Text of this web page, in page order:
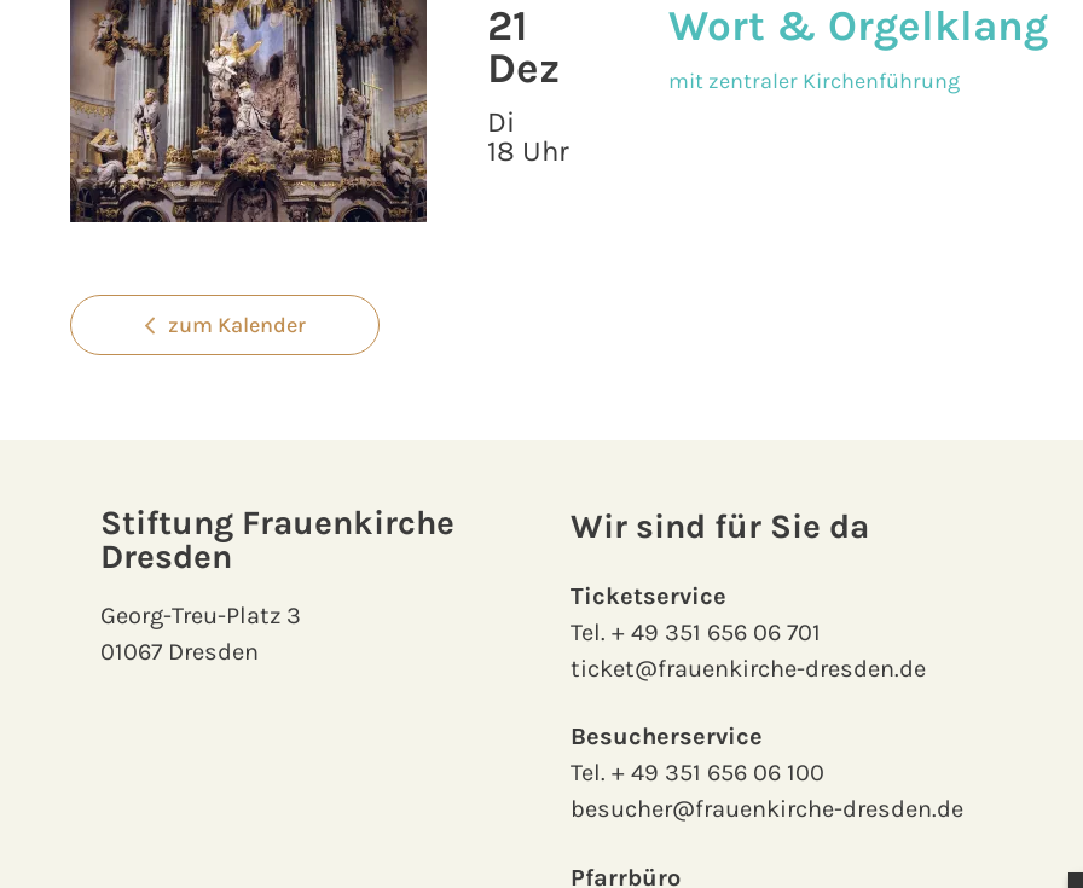
21
Dez
Di
18 Uhr
Wort & Orgelklang
mit zentraler Kirchenführung
zum Kalender
Stiftung Frauenkirche
Dresden
Georg-Treu-Platz 3
01067 Dresden
Wir sind für Sie da
Ticketservice
Tel.+ 49 351 656 06 701
ticket@frauenkirche-dresden.de
Besucherservice
Tel.+ 49 351 656 06 100
besucher@frauenkirche-dresden.de
Pfarrbüro